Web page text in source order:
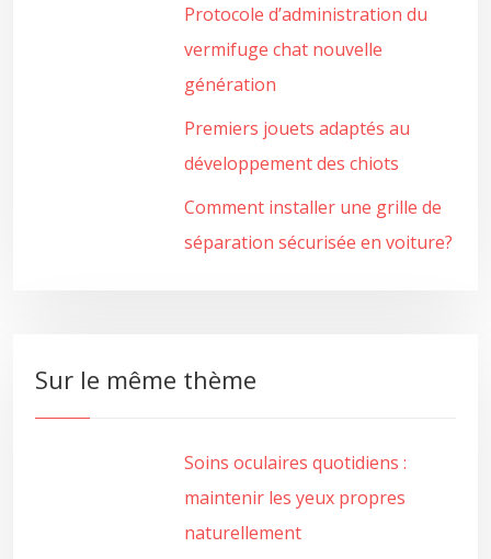
Protocole d’administration du
vermifuge chat nouvelle
génération
Premiers jouets adaptés au
développement des chiots
Comment installer une grille de
séparation sécurisée en voiture?
Sur le même thème
Soins oculaires quotidiens :
maintenir les yeux propres
naturellement